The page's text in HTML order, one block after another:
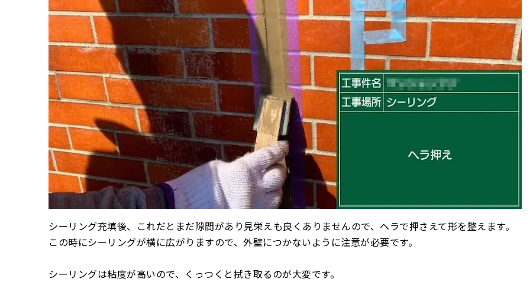
シーリング充填後、これだとまだ隙間があり見栄えも良くありませんので、ヘラで押さえて形を整えます。
この時にシーリングが横に広がりますので、外壁につかないように注意が必要です。
シーリングは粘度が高いので、くっつくと拭き取るのが大変です。